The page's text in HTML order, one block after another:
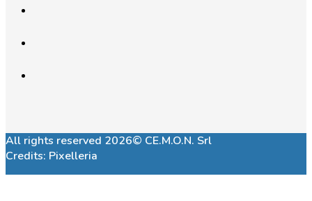
All rights reserved 2026© CE.M.O.N. Srl
Credits: Pixelleria